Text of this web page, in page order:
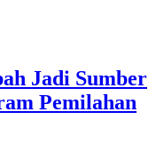
Jadi Sumber
Pemilahan